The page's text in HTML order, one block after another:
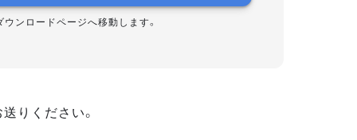
ウンロードページへ移動します。
りください。